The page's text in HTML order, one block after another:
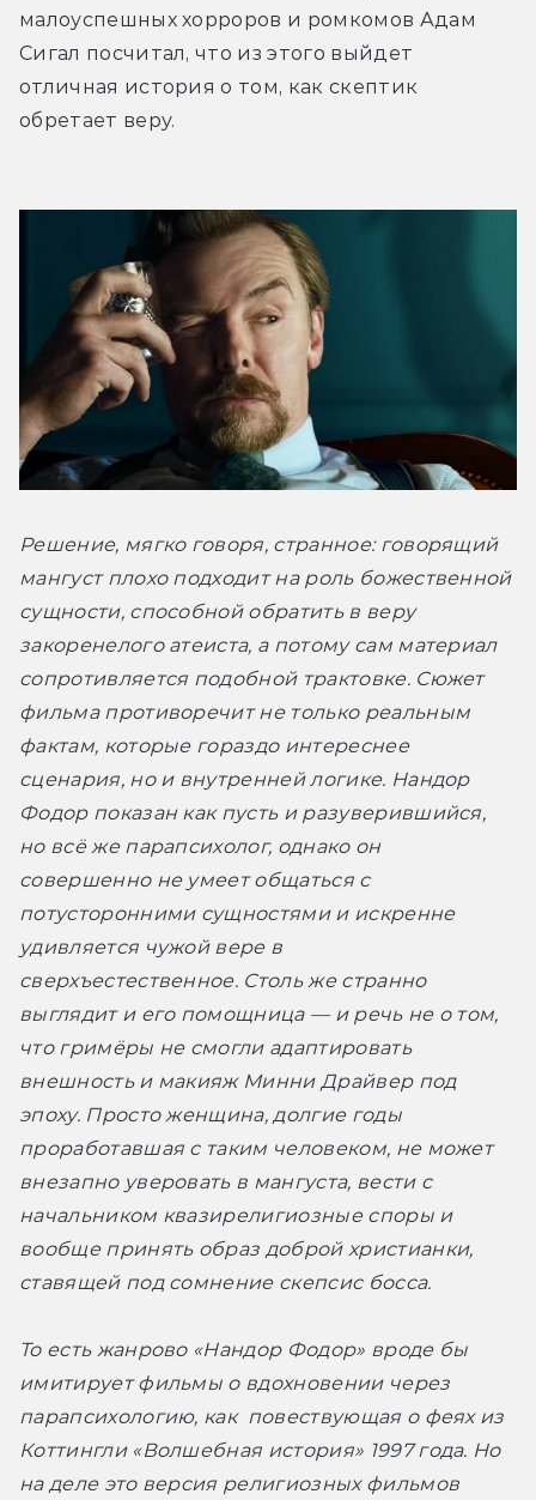
малоуспешных хорроров и ромкомов Адам
Сигал посчитал, что из этого выйдет
отличная история о том, как скептик
обретает веру.
Решение, мягко говоря, странное: говорящий
мангуст плохо подходит на роль божественной
сущности, способной обратить в веру
закоренелого атеиста, а потому сам материал
сопротивляется подобной трактовке. Сюжет
фильма противоречит не только реальным
фактам, которые гораздо интереснее
сценария, но и внутренней логике. Нандор
Фодор показан как пусть и разуверившийся,
но всё же парапсихолог, однако он
совершенно не умеет общаться с
потусторонними сущностями и искренне
удивляется чужой вере в
сверхъестественное. Столь же странно
выглядит и его помощница — и речь не о том,
что гримёры не смогли адаптировать
внешность и макияж Минни Драйвер под
эпоху. Просто женщина, долгие годы
проработавшая с таким человеком, не может
внезапно уверовать в мангуста, вести с
начальником квазирелигиозные споры и
вообще принять образ доброй христианки,
ставящей под сомнение скепсис босса.
То есть жанрово «Нандор Фодор» вроде бы
имитирует фильмы о вдохновении через
парапсихологию, как  повествующая о феях из
Коттингли «Волшебная история» 1997 года. Но
на деле это версия религиозных фильмов